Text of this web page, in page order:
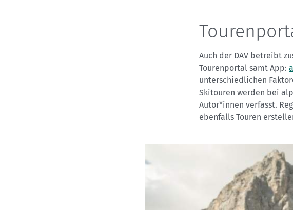
Auch der DAV betreibt
Tourenportal samt App:
unterschiedlichen
Skitouren werden bei
Autor*innen verfasst.
ebenfalls Touren